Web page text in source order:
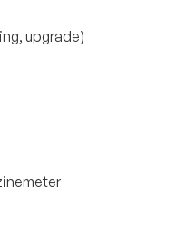
upgrade)